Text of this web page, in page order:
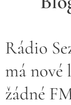
Rádio
má nové
žádné